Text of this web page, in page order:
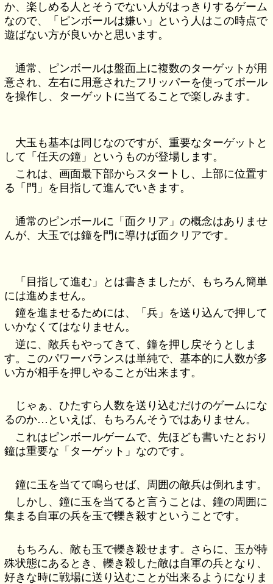
か、楽しめる人とそうでない人がはっきりするゲーム
なので、「ピンボールは嫌い」という人はこの時点で
遊ばない方が良いかと思います。
通常、ピンボールは盤面上に複数のターゲットが用
意され、左右に用意されたフリッパーを使ってボール
を操作し、ターゲットに当てることで楽しみます。
大玉も基本は同じなのですが、重要なターゲットと
して「任天の鐘」というものが登場します。
これは、画面最下部からスタートし、上部に位置す
る「門」を目指して進んでいきます。
通常のピンボールに「面クリア」の概念はありませ
んが、大玉では鐘を門に導けば面クリアです。
「目指して進む」とは書きましたが、もちろん簡単
には進めません。
鐘を進ませるためには、「兵」を送り込んで押して
いかなくてはなりません。
逆に、敵兵もやってきて、鐘を押し戻そうとしま
す。このパワーバランスは単純で、基本的に人数が多
い方が相手を押しやることが出来ます。
じゃぁ、ひたすら人数を送り込むだけのゲームにな
るのか…といえば、もちろんそうではありません。
これはピンボールゲームで、先ほども書いたとおり
鐘は重要な「ターゲット」なのです。
鐘に玉を当てて鳴らせば、周囲の敵兵は倒れます。
しかし、鐘に玉を当てると言うことは、鐘の周囲に
集まる自軍の兵を玉で轢き殺すということです。
もちろん、敵も玉で轢き殺せます。さらに、玉が特
殊状態にあるとき、轢き殺した敵は自軍の兵となり、
好きな時に戦場に送り込むことが出来るようになりま